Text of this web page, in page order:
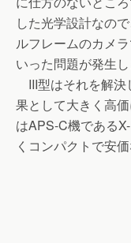
した光学設計なの
ルフレームのカメ
いった問題が発生し
III型はそれを解決
果として大きく高
はAPS-C機である
くコンパクトで安